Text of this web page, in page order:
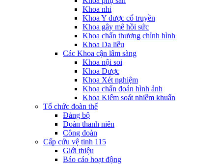
Khoa nhi
Khoa Y dược cổ truyền
Khoa gây mê hồi sức
Khoa chấn thương chỉnh hình
Khoa Da liễu
Các Khoa cận lâm sàng
Khoa nội soi
Khoa Dược
Khoa Xét nghiệm
Khoa chẩn đoán hình ảnh
Khoa Kiểm soát nhiễm khuẩn
Tổ chức đoàn thể
Đảng bộ
Đoàn thanh niên
Công đoàn
Cấp cứu vệ tinh 115
Giới thiệu
Báo cáo hoạt động